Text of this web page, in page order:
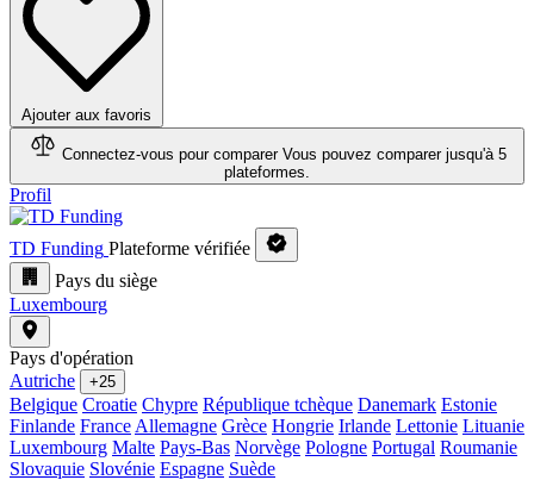
Ajouter aux favoris
Connectez-vous pour comparer Vous pouvez comparer jusqu'à 5
plateformes.
Profil
TD Funding Plateforme vérifiée
Pays du siège
Luxembourg
Pays d'opération
Autriche
+25
Belgique Croatie Chypre République tchèque Danemark Estonie
Finlande France Allemagne Grèce Hongrie Irlande Lettonie Lituanie
Luxembourg Malte Pays-Bas Norvège Pologne Portugal Roumanie
Slovaquie Slovénie Espagne Suède